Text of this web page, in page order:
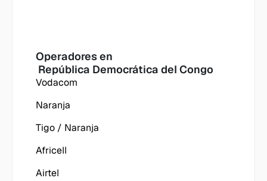
Operadores en
República Democrática del Congo
Vodacom
Naranja
Tigo / Naranja
Africell
Airtel